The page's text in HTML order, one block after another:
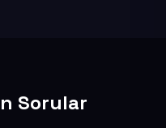
Sorular